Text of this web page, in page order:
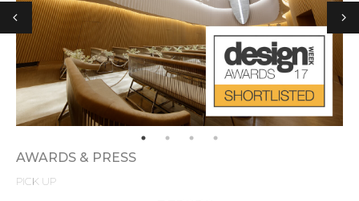
AWARDS & PRESS
PICK UP